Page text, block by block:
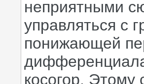
неприятными
управляться с
понижающей
косогор. Этому